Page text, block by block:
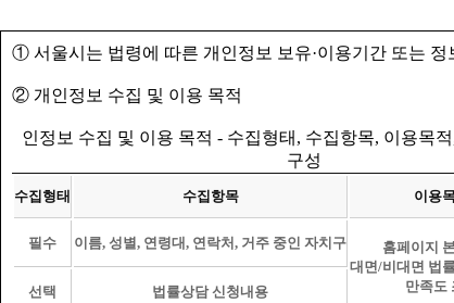
① 서울시는 법령에 따른 개인정보 보유·이용기간 또는
② 개인정보 수집 및 이용 목적
인정보 수집 및 이용 목적 - 수집형태, 수집항목, 이용목
구성
수집형태 수집항목 이용
필수 이름, 성별, 연령대, 연락처, 거주 중인 자치구
홈페이지
대면/비대면 법
만족도
선택
법률상담 신청내용